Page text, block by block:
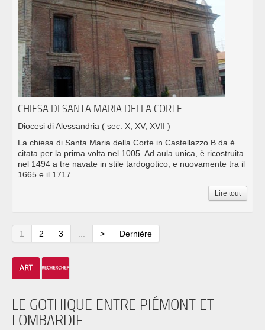
CHIESA DI SANTA MARIA DELLA CORTE
Diocesi di Alessandria ( sec. X; XV; XVII )
La chiesa di Santa Maria della Corte in Castellazzo B.da è
citata per la prima volta nel 1005. Ad aula unica, è ricostruita
nel 1494 a tre navate in stile tardogotico, e nuovamente tra il
1665 e il 1717.
Lire tout
1 2 3 ... > Dernière
LE GOTHIQUE ENTRE PIÉMONT ET
LOMBARDIE